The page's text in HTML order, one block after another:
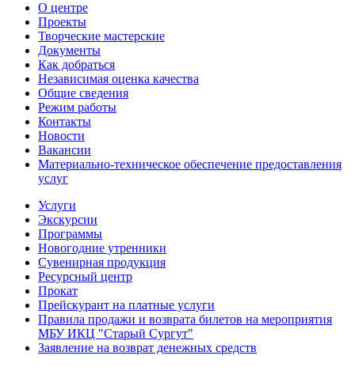
О центре
Проекты
Творческие мастерские
Документы
Как добраться
Независимая оценка качества
Общие сведения
Режим работы
Контакты
Новости
Вакансии
Материально-техническое обеспечение предоставления
услуг
Услуги
Экскурсии
Программы
Новогодние утренники
Сувенирная продукция
Ресурсный центр
Прокат
Прейскурант на платные услуги
Правила продажи и возврата билетов на мероприятия
МБУ ИКЦ "Старый Сургут"
Заявление на возврат денежных средств